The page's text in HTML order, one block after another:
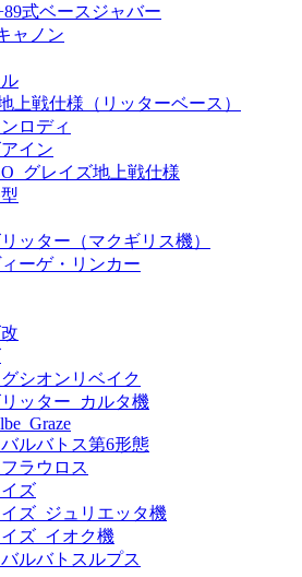
式ベースジャバー
ャノン
上戦仕様（リッターベース）
ロディ
イン
グレイズ地上戦仕様
ッター（マクギリス機）
ーゲ・リンカー
シオンリベイク
ッター_カルタ機
ルバトス第6形態
ラウロス
ズ
ズ_ジュリエッタ機
ズ_イオク機
ルバトスルプス